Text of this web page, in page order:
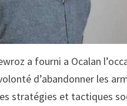
a fourni a Ocalan
d’abandonner les
stratégies et tactiques